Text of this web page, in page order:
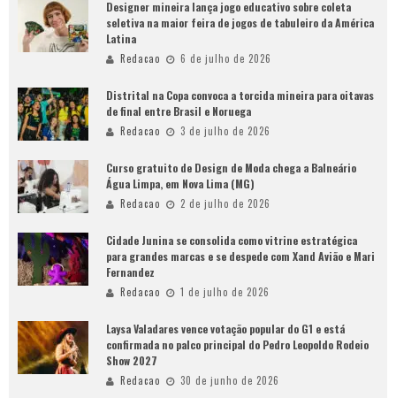
Designer mineira lança jogo educativo sobre coleta
seletiva na maior feira de jogos de tabuleiro da América
Latina
Redacao 6 de julho de 2026
Distrital na Copa convoca a torcida mineira para oitavas
de final entre Brasil e Noruega
Redacao 3 de julho de 2026
Curso gratuito de Design de Moda chega a Balneário
Água Limpa, em Nova Lima (MG)
Redacao 2 de julho de 2026
Cidade Junina se consolida como vitrine estratégica
para grandes marcas e se despede com Xand Avião e Mari
Fernandez
Redacao 1 de julho de 2026
Laysa Valadares vence votação popular do G1 e está
confirmada no palco principal do Pedro Leopoldo Rodeio
Show 2027
Redacao 30 de junho de 2026